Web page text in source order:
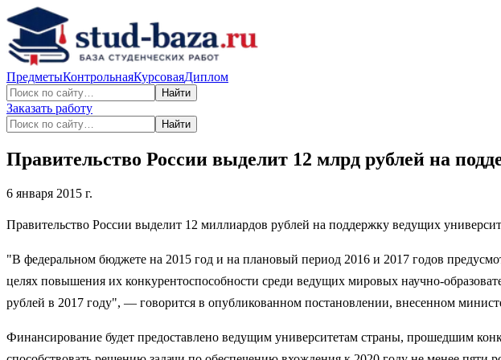
ПредметыКонтрольнаяКурсоваяДиплом
Найти
Заказать работу
Найти
Правительство России выделит 12 млрд рублей на
6 января 2015 г.
Правительство России выделит 12 миллиардов рублей на поддержку ведущих
"В федеральном бюджете на 2015 год и на плановый период 2016 и 2017 годов
целях повышения их конкурентоспособности среди ведущих мировых научно-
рублей в 2017 году", — говорится в опубликованном постановлении, внесенном
Финансирование будет предоставлено ведущим университетам страны, прошедшим